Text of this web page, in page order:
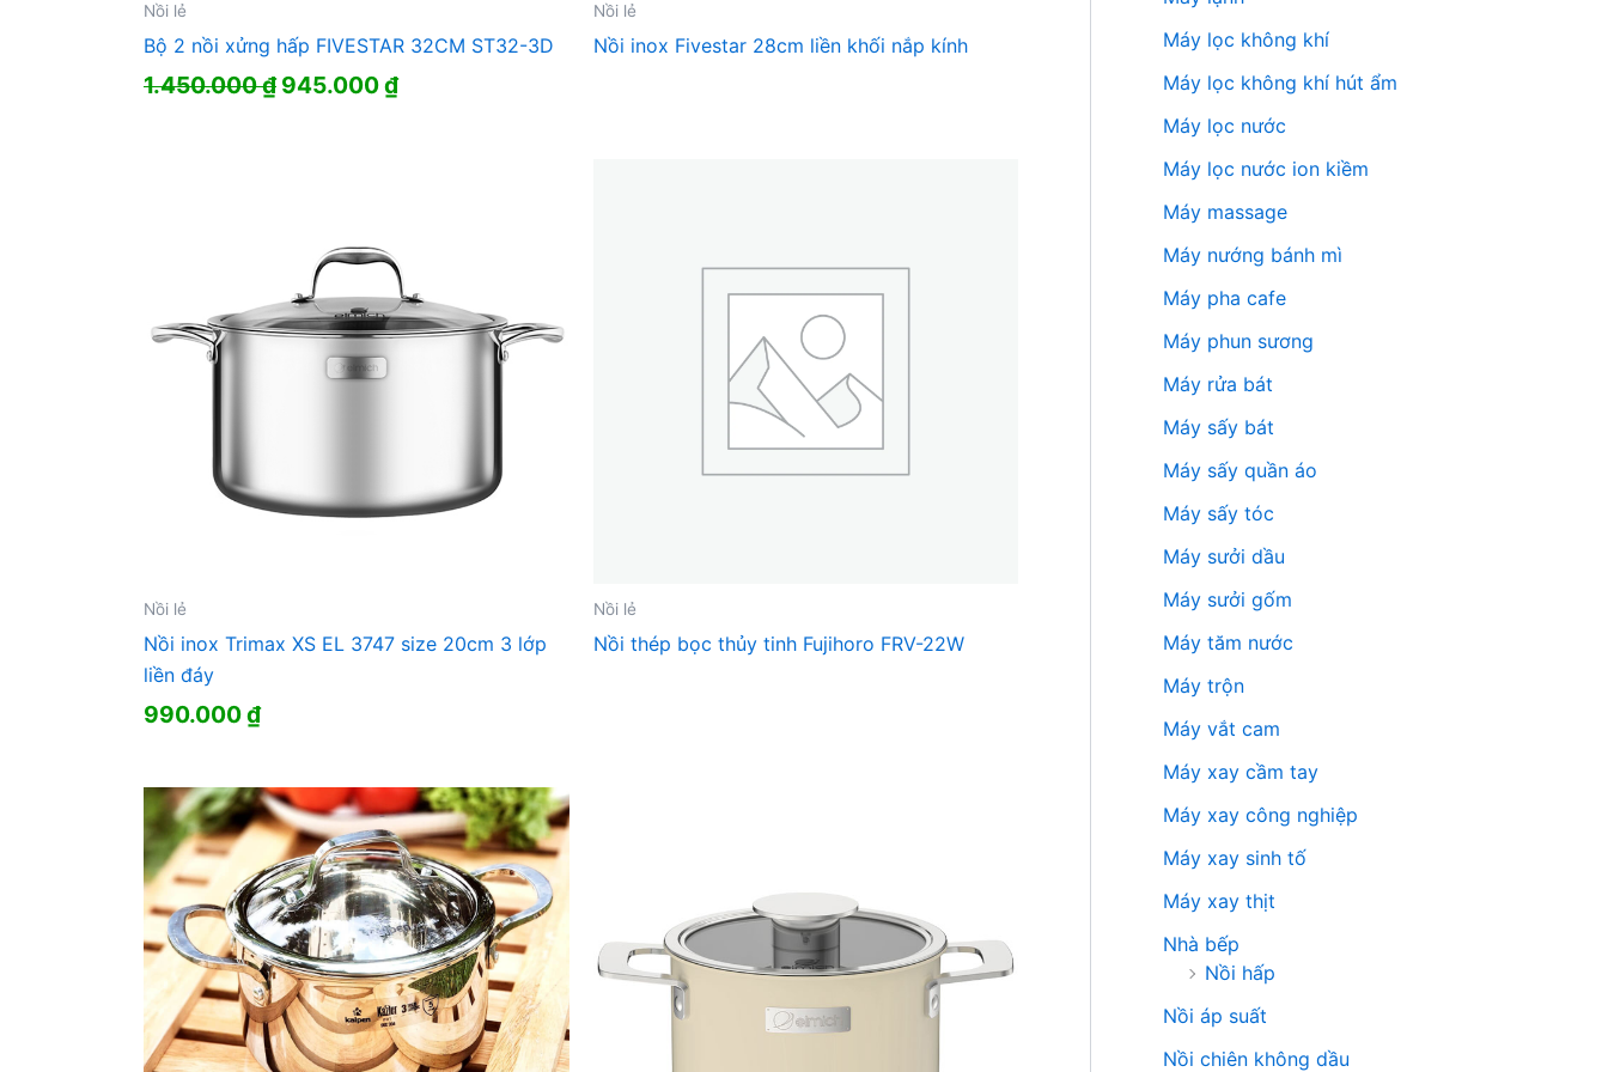
Nồi lẻ
Bộ 2 nồi xửng hấp FIVESTAR 32CM ST32-3D
1.450.000₫ Giá
945.000₫Giá
Nồi lẻ
Nồi inox Fivestar 28cm liền khối nắp kính
Nồi lẻ
Nồi inox Trimax XS EL 3747 size 20cm 3 lớp
liền đáy
990.000₫
Nồi lẻ
Nồi thép bọc thủy tinh Fujihoro FRV-22W
Máy lọc không khí
Máy lọc không khí hút ẩm
Máy lọc nước
Máy lọc nước ion kiềm
Máy massage
Máy nướng bánh mì
Máy pha cafe
Máy phun sương
Máy rửa bát
Máy sấy bát
Máy sấy quần áo
Máy sấy tóc
Máy sưởi dầu
Máy sưởi gốm
Máy tăm nước
Máy trộn
Máy vắt cam
Máy xay cầm tay
Máy xay công nghiệp
Máy xay sinh tố
Máy xay thịt
Nhà bếp
Nồi hấp
Nồi áp suất
Nồi chiên không dầu